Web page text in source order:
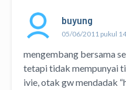
buyung
05/06/2011 pukul
mengembang bersama
tetapi tidak mempunyai
ivie, otak gw mendadak